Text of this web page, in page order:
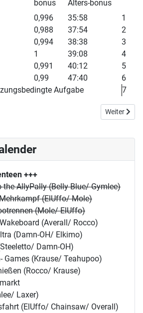
bonus Alters-bonus
0,996 35:58
1
0,988 37:54
2
0,994 38:38
3
1 39:08
4
0,991 40:12
5
0,99 47:40
6
Aufgabe 7
Watergames Nächster
Weiter
+++
the AllyPally (Belly Blue/ Gymlee)
(ElUffo/ Mole)
(Mole/ ElUffo)
(Averall/ Rocco)
(Damn-OH/ Elkimo)
Damn-OH)
Games (Krause/ Teahupoo)
(Rocco/ Krause)
Laxer)
(ElUffo/ Chainsaw/ Overall)